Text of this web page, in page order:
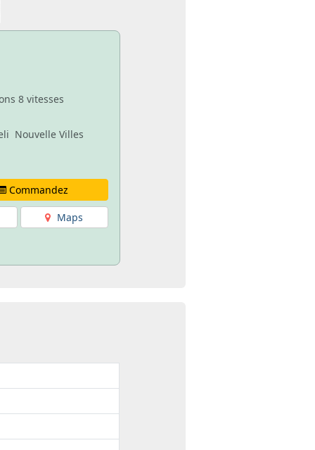
8 vitesses
Nouvelle Villes
Commandez
Maps